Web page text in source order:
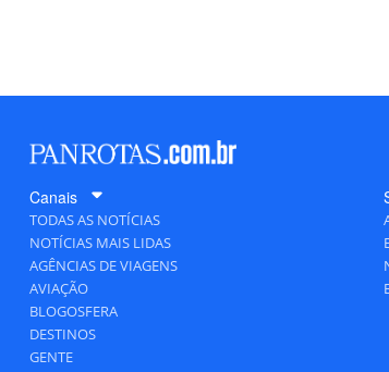
Canais
TODAS AS NOTÍCIAS
NOTÍCIAS MAIS LIDAS
AGÊNCIAS DE VIAGENS
AVIAÇÃO
BLOGOSFERA
DESTINOS
GENTE